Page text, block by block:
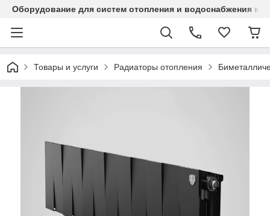
Оборудование для систем отопления и водоснабжения в
Товары и услуги Радиаторы отопления